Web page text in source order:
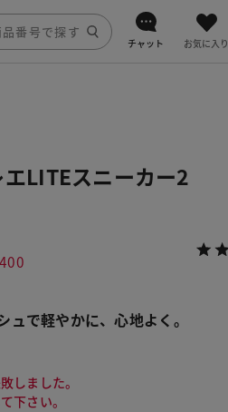
チャット お気に入り
LITEスニーカー2
ュで軽やかに、心地よく。
しました。
下さい。